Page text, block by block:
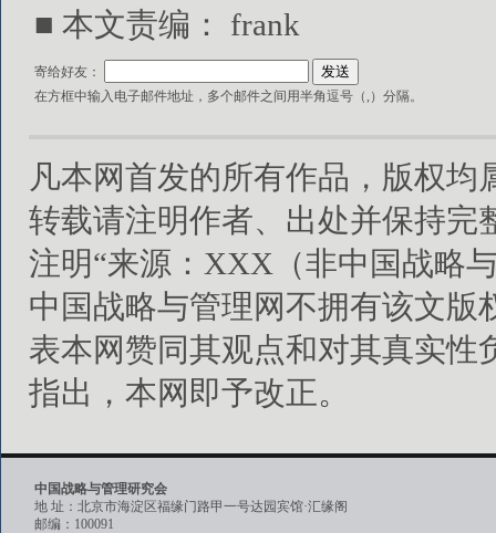
■ 本文责编： frank
寄给好友：
在方框中输入电子邮件地址，多个邮件之间用半角逗号（,）分隔。
凡本网首发的所有作品，版权
转载请注明作者、出处并保持完
注明“来源：XXX（非中国战略
中国战略与管理网不拥有该文
表本网赞同其观点和对其真实
指出，本网即予改正。
中国战略与管理研究会
地 址：北京市海淀区福缘门路甲一号达园宾馆·汇缘阁
邮编：100091